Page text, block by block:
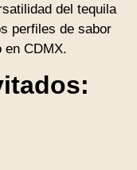
del tequila
perfiles de sabor
en CDMX.